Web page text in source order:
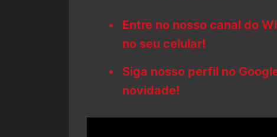
Entre no nosso canal do
no seu celular!
Siga nosso perfil no
novidade!